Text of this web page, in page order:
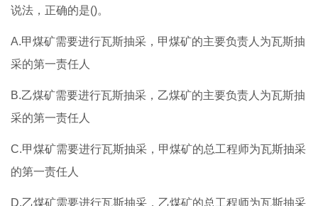
说法，正确的是()。
A.甲煤矿需要进行瓦斯抽采，甲煤矿的主要负责人为瓦斯抽
采的第一责任人
B.乙煤矿需要进行瓦斯抽采，乙煤矿的主要负责人为瓦斯抽
采的第一责任人
C.甲煤矿需要进行瓦斯抽采，甲煤矿的总工程师为瓦斯抽采
的第一责任人
D.乙煤矿需要进行瓦斯抽采，乙煤矿的总工程师为瓦斯抽采